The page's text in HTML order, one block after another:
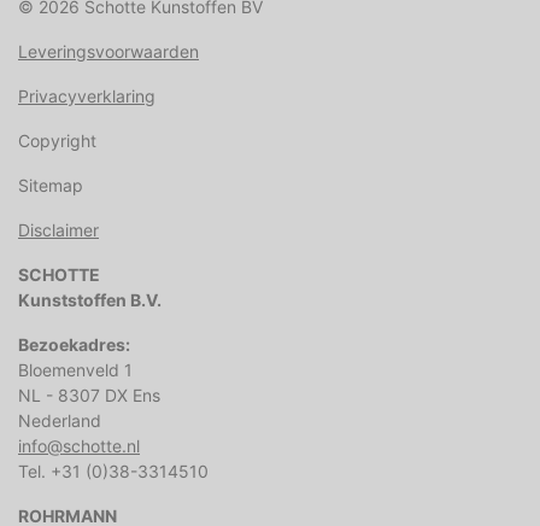
© 2026 Schotte Kunstoffen BV
Leveringsvoorwaarden
Privacyverklaring
Copyright
Sitemap
Disclaimer
SCHOTTE
Kunststoffen B.V.
Bezoekadres:
Bloemenveld 1
NL - 8307 DX Ens
Nederland
info@schotte.nl
Tel. +31 (0)38-3314510
ROHRMANN